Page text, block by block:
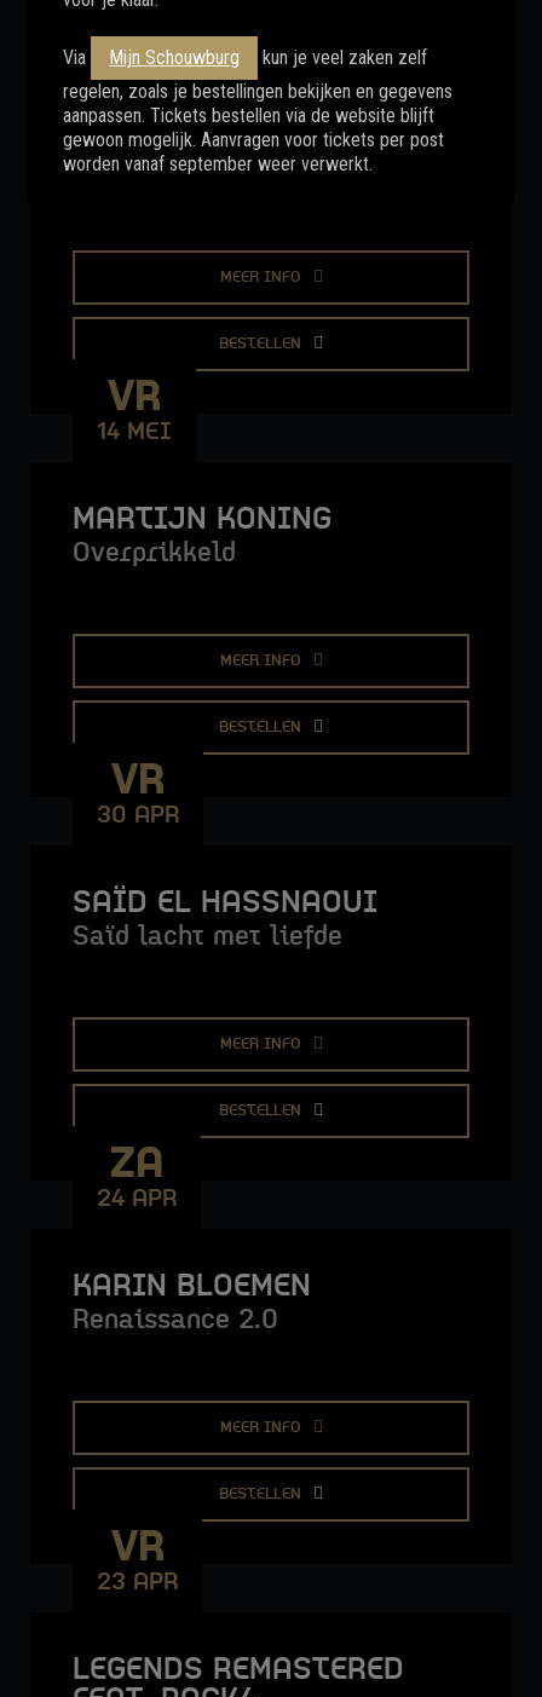
Via Mijn Schouwburg
kun je veel zaken zelf
regelen, zoals je bestellingen bekijken en gegevens
aanpassen. Tickets bestellen via de website blijft
gewoon mogelijk. Aanvragen voor tickets per post
worden vanaf september weer verwerkt.
ZA
15 MEI
THIJS KEMPERINK
Tot het uiterste gedreven
MEER INFO
BESTELLEN
VR
14 MEI
MARTIJN KONING
Overprikkeld
MEER INFO
BESTELLEN
VR
30 APR
SAÏD EL HASSNAOUI
Saïd lacht met liefde
MEER INFO
BESTELLEN
ZA
24 APR
KARIN BLOEMEN
Renaissance 2.0
MEER INFO
BESTELLEN
VR
23 APR
LEGENDS REMASTERED